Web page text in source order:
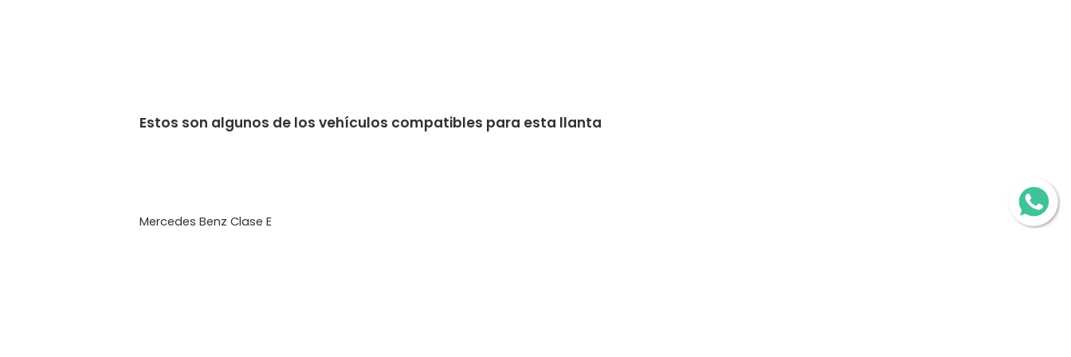
Estos son algunos de los vehículos compatibles para esta llanta
Mercedes Benz Clase E